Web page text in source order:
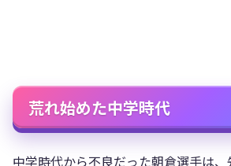
荒れ始めた中学時代
中学時代から不良だった朝倉選手は